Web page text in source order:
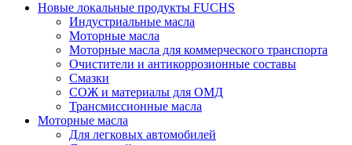
Новые локальные продукты FUCHS
Индустриальные масла
Моторные масла
Моторные масла для коммерческого транспорта
Очистители и антикоррозионные составы
Смазки
СОЖ и материалы для ОМД
Трансмиссионные масла
Моторные масла
Для легковых автомобилей